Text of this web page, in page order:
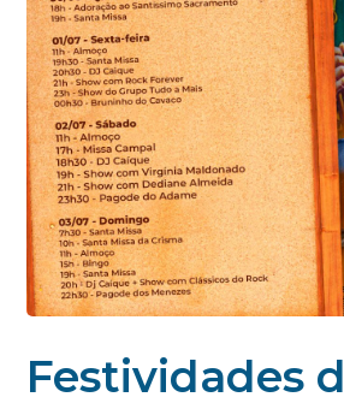
Festividades